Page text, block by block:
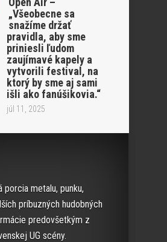
„Všeobecne sa
snažíme držať
pravidla, aby sme
priniesli ľudom
zaujímavé kapely a
vytvorili festival, na
ktorý by sme aj sami
išli ako fanúšikovia.“
júl 11, 2025
porcia metalu, punku,
príbuzných hudobných
predovšetkým z
UG scény.